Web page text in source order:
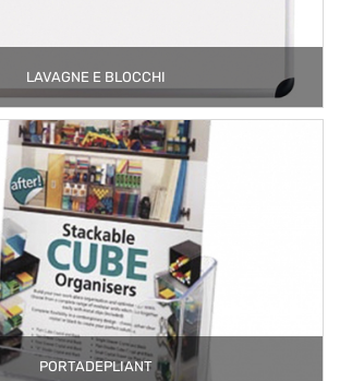
LAVAGNE E BLOCCHI
PORTADEPLIANT